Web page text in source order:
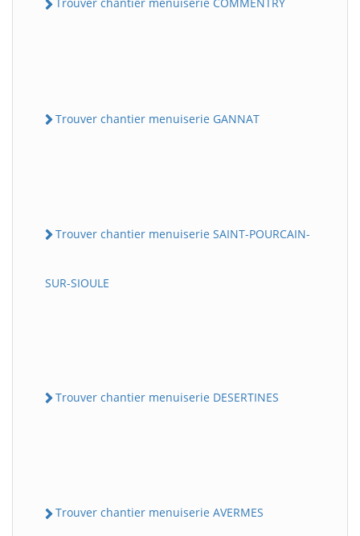
Trouver chantier menuiserie GANNAT
Trouver chantier menuiserie SAINT-POURCAIN-
SUR-SIOULE
Trouver chantier menuiserie DESERTINES
Trouver chantier menuiserie AVERMES